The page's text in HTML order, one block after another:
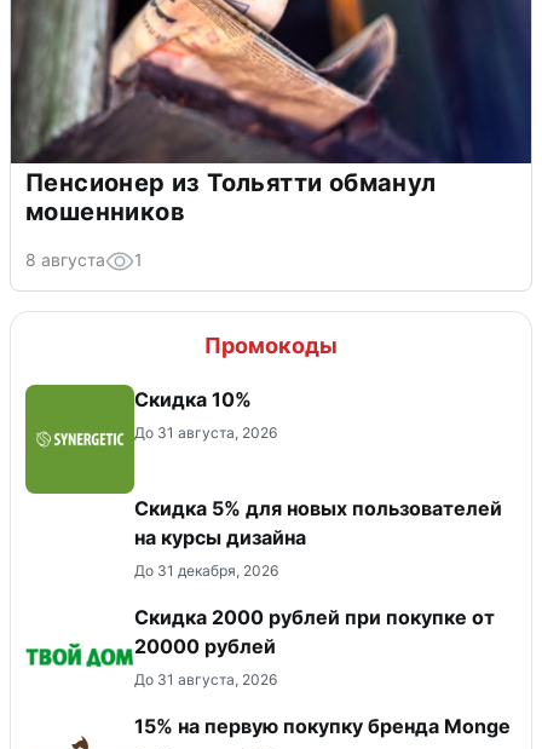
Пенсионер из Тольятти обманул
мошенников
8 августа 1
Промокоды
Скидка 10%
До 31 августа, 2026
Скидка 5% для новых пользователей
на курсы дизайна
До 31 декабря, 2026
Скидка 2000 рублей при покупке от
20000 рублей
До 31 августа, 2026
15% на первую покупку бренда Monge